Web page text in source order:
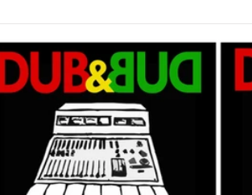
Mixtapes Live and direct.
LYRICS" Nuevos Lanzamientos.